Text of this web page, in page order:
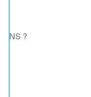
NS ?